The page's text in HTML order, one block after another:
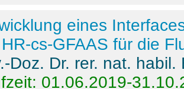
eines
cs-GFAAS für die
Doz. Dr. rer. nat.
01.06.2019-